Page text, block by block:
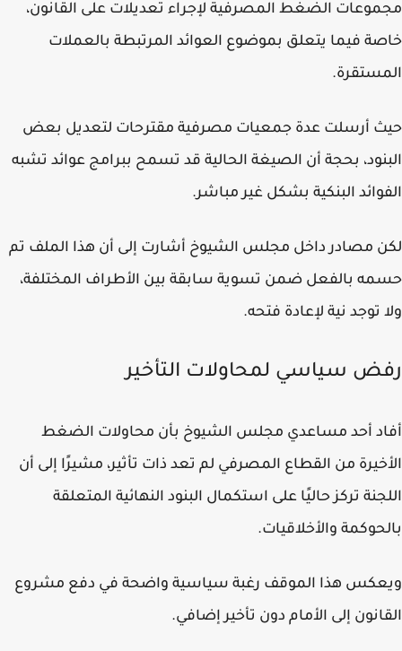
الضغط المصرفية لإجراء تعديلات على القانون،
فيما يتعلق بموضوع العوائد المرتبطة بالعملات
أرسلت عدة جمعيات مصرفية مقترحات لتعديل بعض
بحجة أن الصيغة الحالية قد تسمح ببرامج عوائد تشبه
البنكية بشكل غير مباشر.
مصادر داخل مجلس الشيوخ أشارت إلى أن هذا الملف تم
بالفعل ضمن تسوية سابقة بين الأطراف المختلفة،
توجد نية لإعادة فتحه.
سياسي لمحاولات التأخير
أحد مساعدي مجلس الشيوخ بأن محاولات الضغط
من القطاع المصرفي لم تعد ذات تأثير، مشيرًا إلى أن
تركز حاليًا على استكمال البنود النهائية المتعلقة
والأخلاقيات.
هذا الموقف رغبة سياسية واضحة في دفع مشروع
إلى الأمام دون تأخير إضافي.